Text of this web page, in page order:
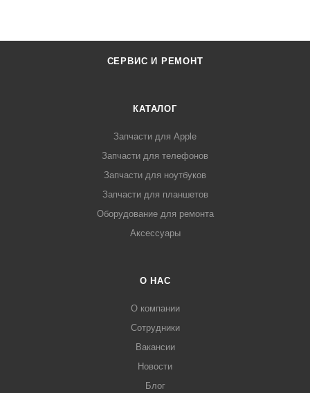
СЕРВИС И РЕМОНТ
КАТАЛОГ
Запчасти для Apple
Запчасти для телефонов
Запчасти для ноутбуков
Запчасти для планшетов
Оборудование для ремонта
Аксессуары
О НАС
О компании
Сотрудники
Вакансии
Новости
Блог